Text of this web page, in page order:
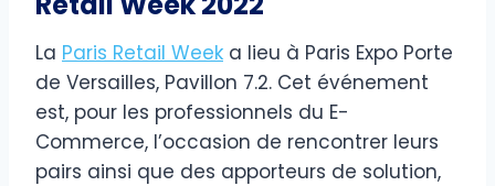
La Paris Retail Week a lieu à Paris Expo Porte
de Versailles, Pavillon 7.2. Cet événement
est, pour les professionnels du E-
Commerce, l’occasion de rencontrer leurs
pairs ainsi que des apporteurs de solution,